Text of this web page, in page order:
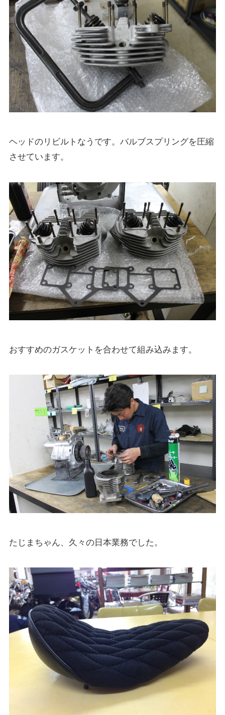
ヘッドのリビルトなうです。バルブスプリングを圧縮
させています。
おすすめのガスケットを合わせて組み込みます。
たじまちゃん、久々の日本業務でした。